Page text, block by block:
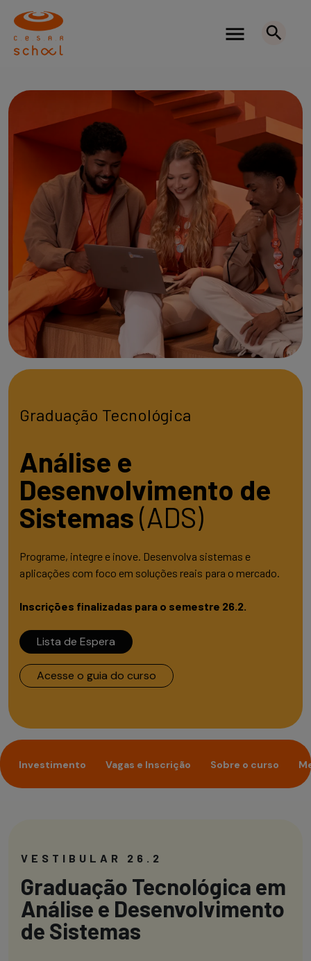
Graduação Tecnológica
Análise e
Desenvolvimento de
Sistemas(ADS)
Programe, integre e inove. Desenvolva sistemas e
aplicações com foco em soluções reais para o mercado.
Inscrições finalizadas para o semestre 26.2.
Lista de Espera
Acesse o guia do curso
Investimento Vagas e Inscrição Sobre o curso
VESTIBULAR 26.2
Graduação Tecnológica em
Análise e Desenvolvimento
de Sistemas